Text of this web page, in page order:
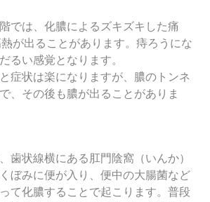
では、化膿によるズキズキした痛
が出ることがあります。痔ろうにな
るい感覚となります。
症状は楽になりますが、膿のトンネ
、その後も膿が出ることがありま
歯状線横にある肛門陰窩（いんか）
ぼみに便が入り、便中の大腸菌など
て化膿することで起こります。普段